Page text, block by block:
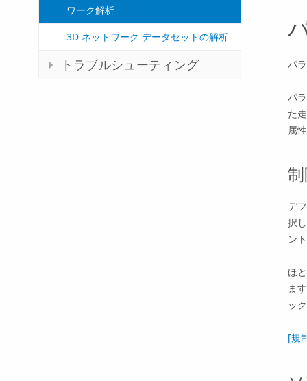
ワーク解析
3D ネットワーク データセットの解析
トラブルシューティング パ
パ
た
属
デ
択
ン
ほ
ま
ッ
[規